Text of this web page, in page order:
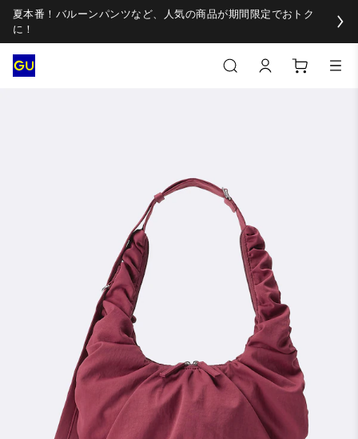
夏本番！バルーンパンツなど、人気の商品が期間限定でおトク
に！